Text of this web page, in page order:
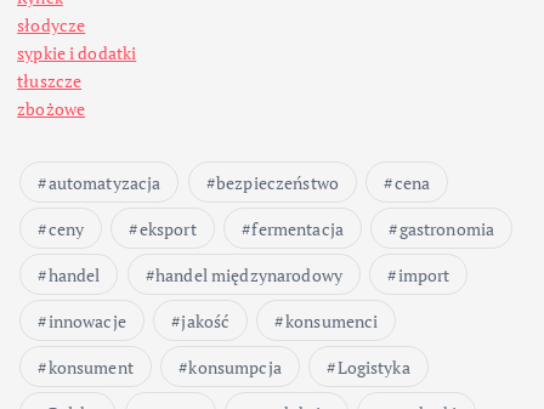
słodycze
sypkie i dodatki
tłuszcze
zbożowe
automatyzacja bezpieczeństwo
cena
ceny
eksport fermentacja
gastronomia
handel
handel międzynarodowy
import
innowacje
jakość
konsumenci
konsument
konsumpcja
Logistyka